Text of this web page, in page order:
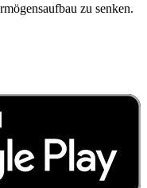
zu senken.